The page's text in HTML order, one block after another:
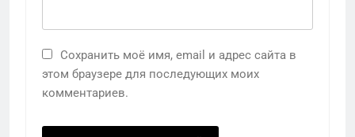
Сохранить моё имя, email и адрес сайта в
этом браузере для последующих моих
комментариев.